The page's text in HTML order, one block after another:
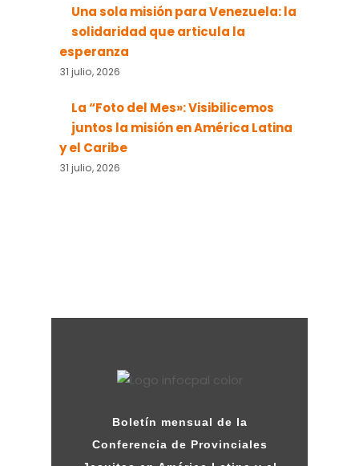
Una sola misión para Venezuela: la
solidaridad que articula la
esperanza
31 julio, 2026
La “Foto del Mes»: Visibilicemos
juntos la misión en América Latina
y el Caribe
31 julio, 2026
Boletín mensual de la
Conferencia de Provinciales